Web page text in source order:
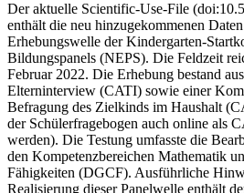
Der aktuelle Scientific-Use-File
enthält die neu hinzugekommenen
Erhebungswelle der Kindergarten-
Bildungspanels (NEPS). Die Feldzeit
Februar 2022. Die Erhebung bestand
Elterninterview (CATI) sowie einer
Befragung des Zielkinds im Haushalt
der Schülerfragebogen auch online als
werden). Die Testung umfasste die
den Kompetenzbereichen Mathematik
Fähigkeiten (DGCF). Ausführliche
Realisierung dieser Panelwelle enthält